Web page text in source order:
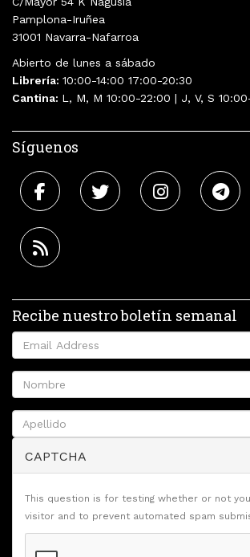
Pamplona-Iruñea
31001 Navarra-Nafarroa
Abierto de lunes a sábado
Librería: 10:00-14:00 17:00-20:30
Cantina: L, M, M 10:00-22:00 | J, V, S
Síguenos
Recibe nuestro boletín semanal
CAPTCHA
This question is for testing whether or not
visitor and to prevent automated spam